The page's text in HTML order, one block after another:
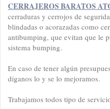
CERRAJEROS BARATOS
cerraduras y cerrojos de
blindadas o acorazadas como
antibumping, que evitan que le
sistema bumping.
En caso de tener algún
díganos lo y se lo mejoramos.
Trabajamos todos tipo de